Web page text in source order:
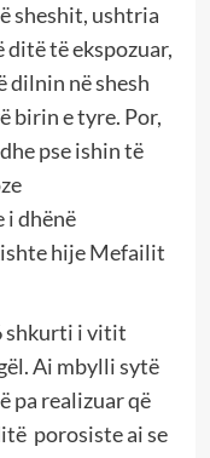
sheshit, ushtria
ditë të ekspozuar,
dilnin në shesh
birin e tyre. Por,
pse ishin të
i dhënë
hije Mefailit
shkurti i vitit
Ai mbylli sytë
pa realizuar që
porosiste ai se